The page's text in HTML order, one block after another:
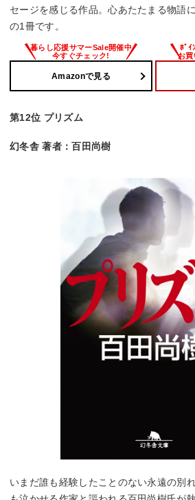
セージを感じる作品。心あたたまる物語
の1冊です。
Amazonで見る
第12位 プリズム
幻冬舎 著者：百田尚樹
いまだ誰も経験したことのない永遠の別